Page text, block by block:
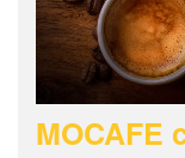
MOCAFE